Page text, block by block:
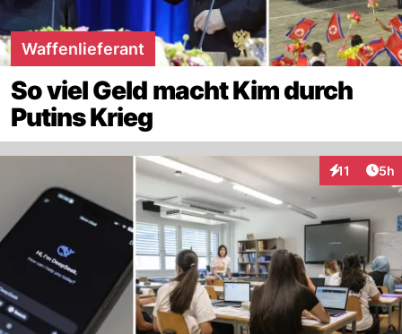
Waffenlieferant
So viel Geld macht Kim durch
Putins Krieg
11 5h